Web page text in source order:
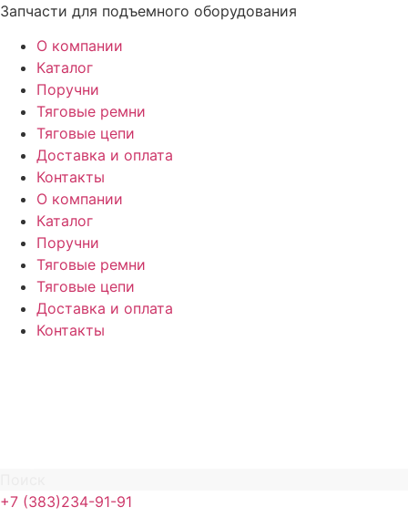
Перейти
содержимому
Запчасти для подъемного оборудования
О компании
Каталог
Поручни
Тяговые ремни
Тяговые цепи
Доставка и оплата
Контакты
О компании
Каталог
Поручни
Тяговые ремни
Тяговые цепи
Доставка и оплата
Контакты
+7 (383)234-91-91